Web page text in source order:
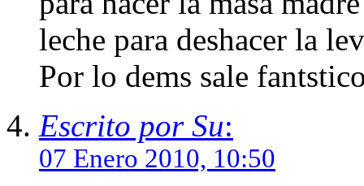
leche para deshacer la
Por lo dems sale
Escrito por Su:
07 Enero 2010, 10:50